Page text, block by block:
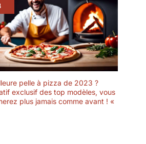
de 300 ml jusqu'à
max.' 400 ml.
Longueur avec
poignées : 17 cm -
Diamètre : 16 cm -
Hauteur : 3,7 cm -
l'exception du
dessous, les
pelle à pizza de 2023 ?
exclusif des top modèles, vous
plus jamais comme avant ! «